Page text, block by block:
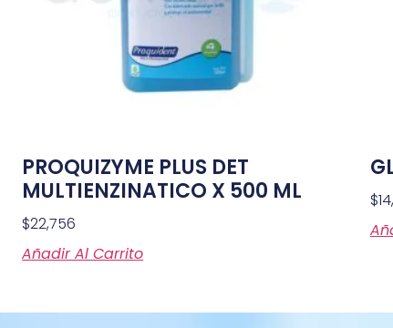
PROQUIZYME PLUS DET
MULTIENZINATICO X 500 ML
$22,756
Añadir Al Carrito
$